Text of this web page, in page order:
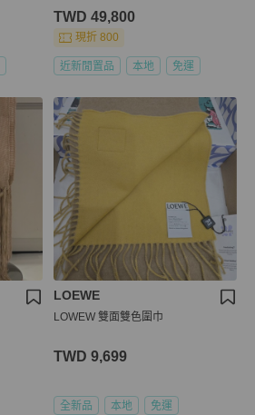
TWD 49,800
現折 800
近新閒置品 本地 免運
LOEWE
LOWEW 雙面雙色圍巾
TWD 9,699
全新品 本地 免運